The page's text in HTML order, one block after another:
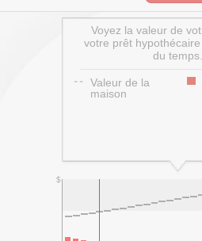
Voyez la valeur de
votre prêt
du temps.
Valeur de la
maison
$